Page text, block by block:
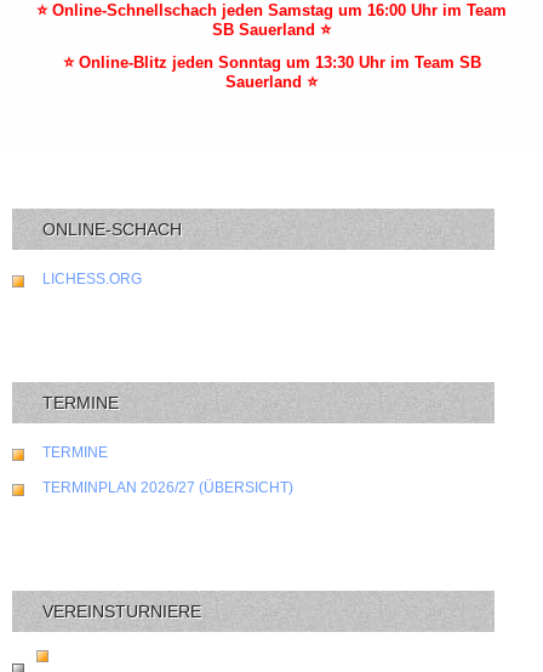
⭐ Online-Schnellschach jeden Samstag um 16:00 Uhr im Team
SB Sauerland ⭐
⭐ Online-Blitz jeden Sonntag um 13:30 Uhr im Team SB
Sauerland ⭐
ONLINE-SCHACH
LICHESS.ORG
TERMINE
TERMINE
TERMINPLAN 2026/27 (ÜBERSICHT)
VEREINSTURNIERE